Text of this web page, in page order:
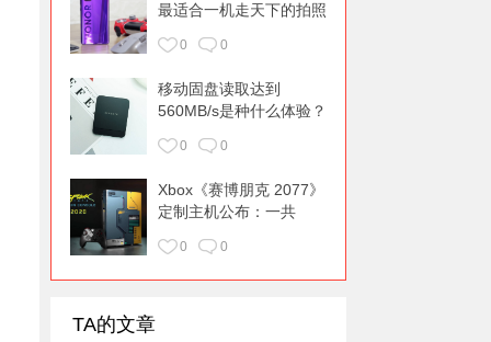
最适合一机走天下的拍照
0 0
移动固盘读取达到
560MB/s是种什么体验？
0 0
Xbox《赛博朋克 2077》
定制主机公布：一共
0 0
TA的文章